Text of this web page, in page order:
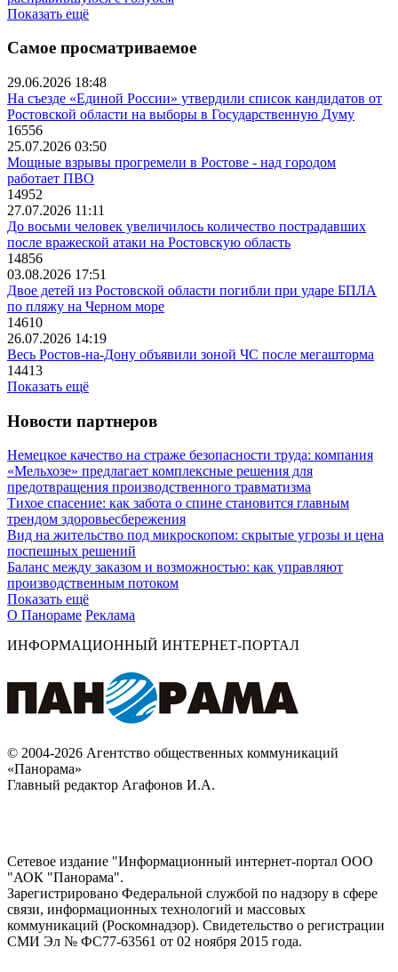
Показать ещё
Самое просматриваемое
29.06.2026 18:48
На съезде «Единой России» утвердили список кандидатов от
Ростовской области на выборы в Государственную Думу
16556
25.07.2026 03:50
Мощные взрывы прогремели в Ростове - над городом
работает ПВО
14952
27.07.2026 11:11
До восьми человек увеличилось количество пострадавших
после вражеской атаки на Ростовскую область
14856
03.08.2026 17:51
Двое детей из Ростовской области погибли при ударе БПЛА
по пляжу на Черном море
14610
26.07.2026 14:19
Весь Ростов-на-Дону объявили зоной ЧС после мегашторма
14413
Показать ещё
Новости партнеров
Немецкое качество на страже безопасности труда: компания
«Мельхозе» предлагает комплексные решения для
предотвращения производственного травматизма
Тихое спасение: как забота о спине становится главным
трендом здоровьесбережения
Вид на жительство под микроскопом: скрытые угрозы и цена
поспешных решений
Баланс между заказом и возможностью: как управляют
производственным потоком
Показать ещё
О Панораме Реклама
ИНФОРМАЦИОННЫЙ ИНТЕРНЕТ-ПОРТАЛ
© 2004-2026 Агентство общественных коммуникаций
«Панорама»
Главный редактор Агафонов И.А.
Сетевое издание "Информационный интернет-портал ООО
"АОК "Панорама".
Зарегистрировано Федеральной службой по надзору в сфере
связи, информационных технологий и массовых
коммуникаций (Роскомнадзор). Cвидетельство о регистрации
СМИ Эл № ФС77-63561 от 02 ноября 2015 года.